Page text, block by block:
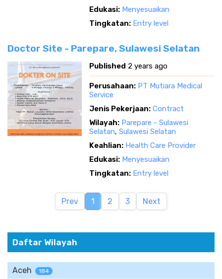
Edukasi: Menyesuaikan
Tingkatan: Entry level
Doctor Site - Parepare, Sulawesi Selatan
Published 2 years ago
Perusahaan: PT Mutiara Medical
Service
Jenis Pekerjaan: Contract
Wilayah: Parepare - Sulawesi
Selatan, Sulawesi Selatan
Keahlian: Health Care Provider
Edukasi: Menyesuaikan
Tingkatan: Entry level
Prev 1 2 3 Next
Daftar Wilayah
Aceh 184